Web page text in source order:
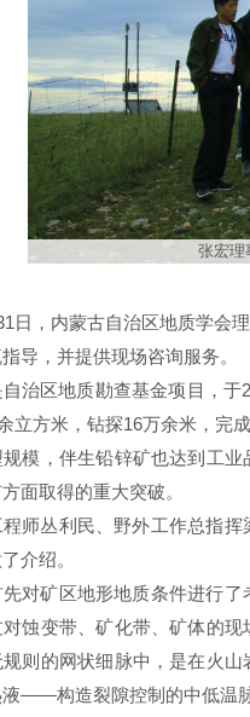
张宏
日，内蒙古自治区地质学会
导，并提供现场咨询服务。
治区地质勘查基金项目，
立方米，钻探16万余米，完
模，伴生铅锌矿也达到工
面取得的重大突破。
师丛利民、野外工作总指
介绍。
对矿区地形地质条件进行
蚀变带、矿化带、矿体的
则的网状细脉中，是在火
——构造裂隙控制的中低温